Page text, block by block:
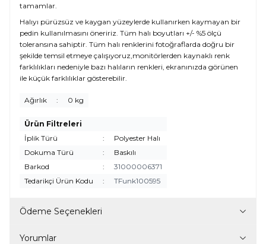
tamamlar.
Halıyı pürüzsüz ve kaygan yüzeylerde kullanırken kaymayan bir
pedin kullanılmasını öneririz. Tüm halı boyutları +/- %5 ölçü
toleransına sahiptir. Tüm halı renklerini fotoğraflarda doğru bir
şekilde temsil etmeye çalışıyoruz,monitörlerden kaynaklı renk
farklılıkları nedeniyle bazı halıların renkleri, ekranınızda görünen
ile küçük farklılıklar gösterebilir.
Ağırlık : 0 kg
Ürün Filtreleri
İplik Türü
:
Polyester Halı
Dokuma Türü
:
Baskılı
Barkod
:
31000006371
Tedarikçi Ürün Kodu
: TFunk100595
Ödeme Seçenekleri
Yorumlar